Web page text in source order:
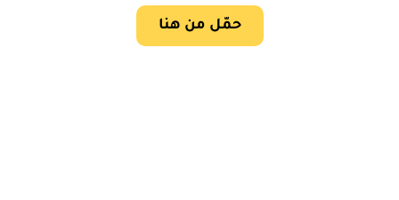
حمّل من هنا